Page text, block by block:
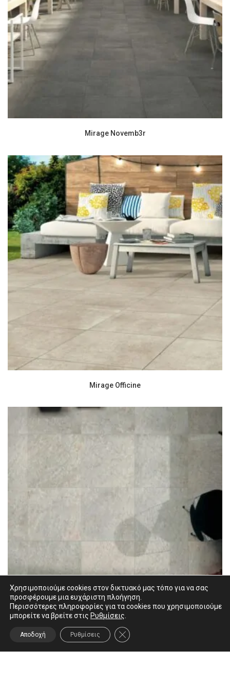
Mirage Novemb3r
Mirage Officine
Mirage Quarziti
Χρησιμοποιούμε cookies στον δικτυακό μας τόπο για να σας
προσφέρουμε μια ευχάριστη πλοήγηση.
Περισσότερες πληροφορίες για τα cookies που χρησιμοποιούμε
μπορείτε να βρείτε στις Ρυθμίσεις
Αποδοχή Ρυθμίσεις ΚΛΕΊΣΙΜΟ ΤΟΥ COOKIE